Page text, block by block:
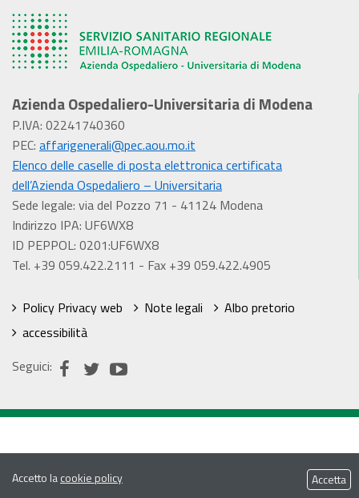
Azienda Ospedaliero-Universitaria di Modena
P.IVA: 02241740360
PEC: affarigenerali@pec.aou.mo.it
Elenco delle caselle di posta elettronica certificata
dell’Azienda Ospedaliero – Universitaria
Sede legale: via del Pozzo 71 - 41124 Modena
Indirizzo IPA: UF6WX8
ID PEPPOL: 0201:UF6WX8
Tel. +39 059.422.2111 - Fax +39 059.422.4905
Policy Privacy web Note legali
Albo pretorio
accessibilità
Seguici:
Accetto lacookie policy Accetta